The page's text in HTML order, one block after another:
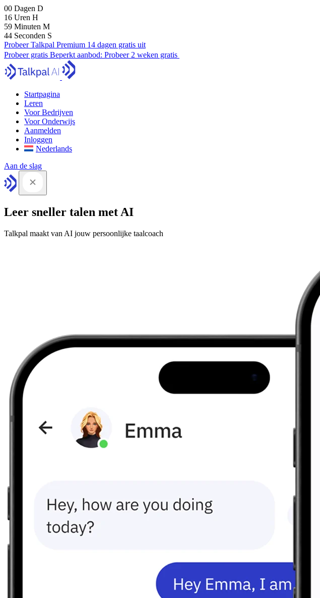
00 Dagen D
16 Uren H
59 Minuten M
43 Seconden S
Probeer Talkpal Premium 14 dagen gratis uit
Probeer gratis Beperkt aanbod: Probeer 2 weken gratis
Startpagina
Leren
Voor Bedrijven
Voor Onderwijs
Aanmelden
Inloggen
Nederlands
Aan de slag
Leer sneller talen met AI
Talkpal maakt van AI jouw persoonlijke taalcoach